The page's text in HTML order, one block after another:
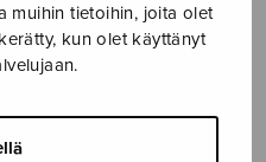
muihin tietoihin, joita olet
kun olet käyttänyt